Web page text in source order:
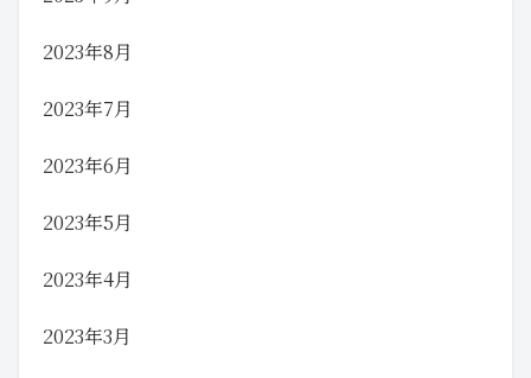
2023年8月
2023年7月
2023年6月
2023年5月
2023年4月
2023年3月